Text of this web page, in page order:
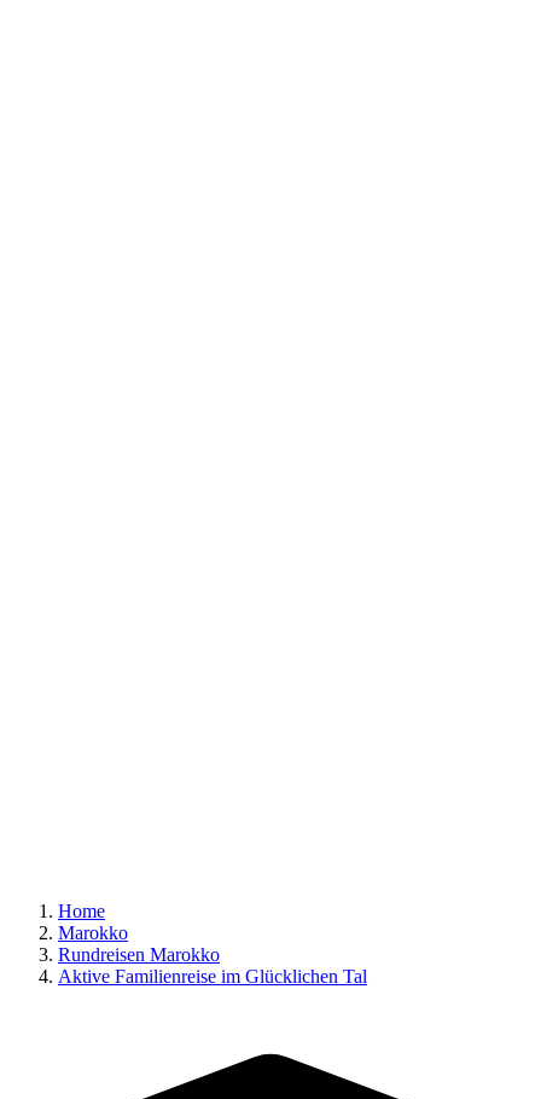
Home
Marokko
Rundreisen Marokko
Aktive Familienreise im Glücklichen Tal